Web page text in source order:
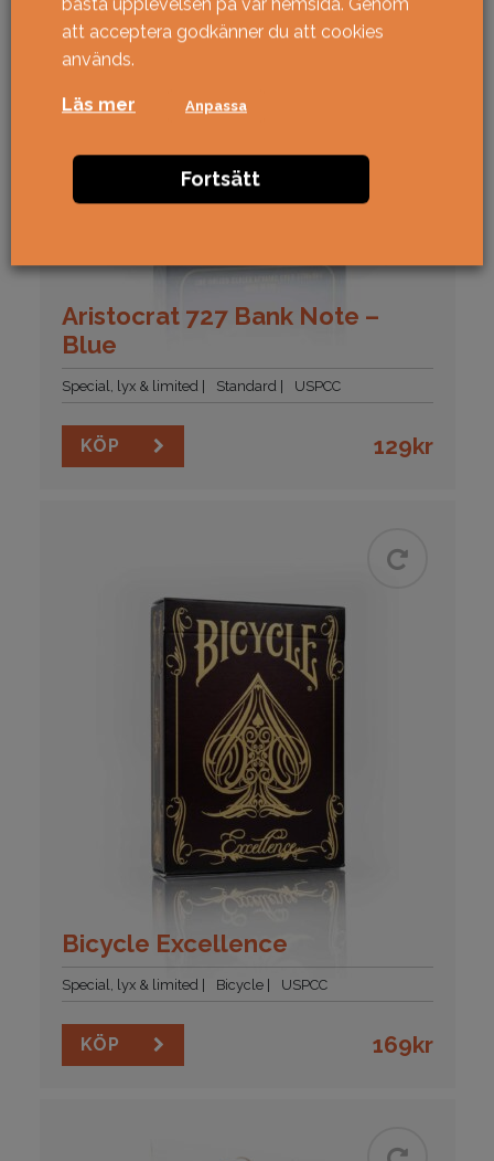
Aristocrat 727 Bank Note –
Blue
Special, lyx & limited Standard USPCC
KÖP 129kr
Bicycle Excellence
Special, lyx & limited Bicycle USPCC
KÖP 169kr
bästa upplevelsen på vår hemsida. Genom
att acceptera godkänner du att cookies
används.
Läs mer Anpassa
Fortsätt